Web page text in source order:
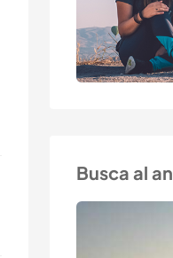
Busca al